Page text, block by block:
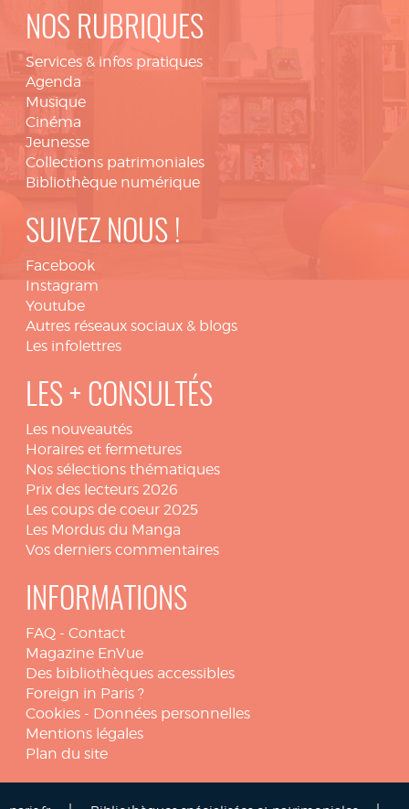
NOS RUBRIQUES
Services & infos pratiques
Agenda
Musique
Cinéma
Jeunesse
Collections patrimoniales
Bibliothèque numérique
SUIVEZ NOUS !
Facebook
Instagram
Youtube
Autres réseaux sociaux & blogs
Les infolettres
LES + CONSULTÉS
Les nouveautés
Horaires et fermetures
Nos sélections thématiques
Prix des lecteurs 2026
Les coups de coeur 2025
Les Mordus du Manga
Vos derniers commentaires
INFORMATIONS
FAQ - Contact
Magazine EnVue
Des bibliothèques accessibles
Foreign in Paris ?
Cookies - Données personnelles
Mentions légales
Plan du site